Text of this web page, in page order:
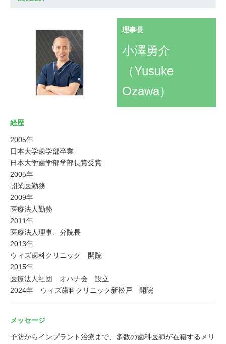
理事長
小澤勇介
（Yusuke
Ozawa）
経歴
2005年
日本大学歯学部卒業
日本大学歯学部学部長賞受賞
2005年
開業医勤務
2009年
医療法人勤務
2011年
医療法人理事、分院長
2013年
ウィズ歯科クリニック 開院
2015年
医療法人社団 オハナ会 設立
2024年 ウィズ歯科クリニック新松戸 開院
メッセージ
予防からインプラント治療まで、多数の歯科医師が在籍するメリ